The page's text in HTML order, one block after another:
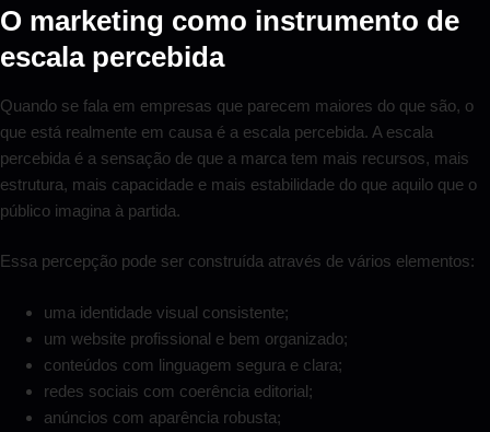
O marketing como instrumento de
escala percebida
Quando se fala em empresas que parecem maiores do que são, o
que está realmente em causa é a escala percebida. A escala
percebida é a sensação de que a marca tem mais recursos, mais
estrutura, mais capacidade e mais estabilidade do que aquilo que o
público imagina à partida.
Essa percepção pode ser construída através de vários elementos:
uma identidade visual consistente;
um website profissional e bem organizado;
conteúdos com linguagem segura e clara;
redes sociais com coerência editorial;
anúncios com aparência robusta;